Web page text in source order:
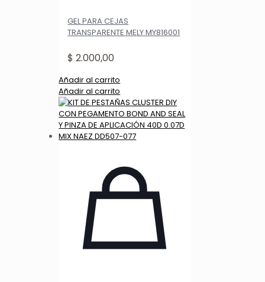
GEL PARA CEJAS
TRANSPARENTE MELY MY816001
$ 2.000,00
Añadir al carrito
Añadir al carrito